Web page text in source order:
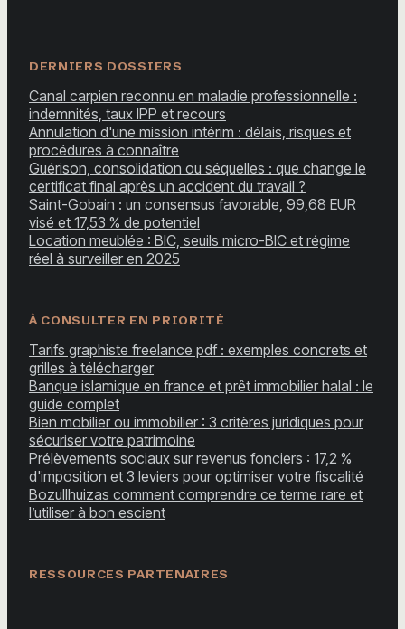
DERNIERS DOSSIERS
Canal carpien reconnu en maladie professionnelle :
indemnités, taux IPP et recours
Annulation d'une mission intérim : délais, risques et
procédures à connaître
Guérison, consolidation ou séquelles : que change le
certificat final après un accident du travail ?
Saint-Gobain : un consensus favorable, 99,68 EUR
visé et 17,53 % de potentiel
Location meublée : BIC, seuils micro-BIC et régime
réel à surveiller en 2025
À CONSULTER EN PRIORITÉ
Tarifs graphiste freelance pdf : exemples concrets et
grilles à télécharger
Banque islamique en france et prêt immobilier halal : le
guide complet
Bien mobilier ou immobilier : 3 critères juridiques pour
sécuriser votre patrimoine
Prélèvements sociaux sur revenus fonciers : 17,2 %
d'imposition et 3 leviers pour optimiser votre fiscalité
Bozullhuizas comment comprendre ce terme rare et
l’utiliser à bon escient
RESSOURCES PARTENAIRES